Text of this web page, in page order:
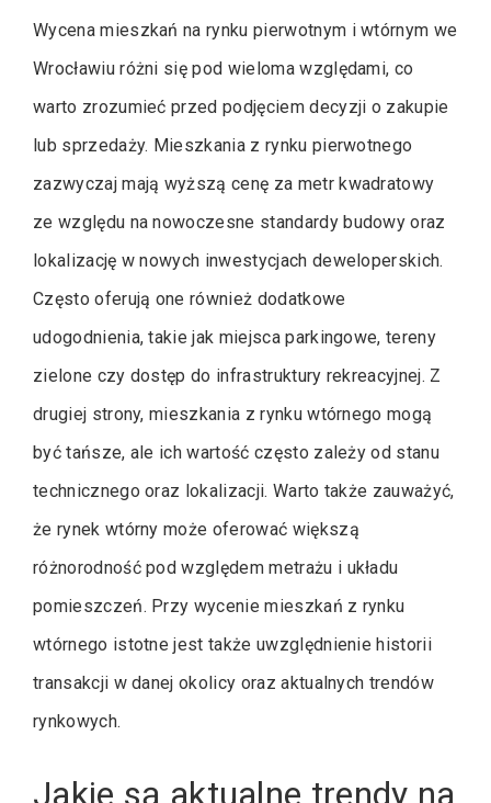
Wycena mieszkań na rynku pierwotnym i wtórnym we
Wrocławiu różni się pod wieloma względami, co
warto zrozumieć przed podjęciem decyzji o zakupie
lub sprzedaży. Mieszkania z rynku pierwotnego
zazwyczaj mają wyższą cenę za metr kwadratowy
ze względu na nowoczesne standardy budowy oraz
lokalizację w nowych inwestycjach deweloperskich.
Często oferują one również dodatkowe
udogodnienia, takie jak miejsca parkingowe, tereny
zielone czy dostęp do infrastruktury rekreacyjnej. Z
drugiej strony, mieszkania z rynku wtórnego mogą
być tańsze, ale ich wartość często zależy od stanu
technicznego oraz lokalizacji. Warto także zauważyć,
że rynek wtórny może oferować większą
różnorodność pod względem metrażu i układu
pomieszczeń. Przy wycenie mieszkań z rynku
wtórnego istotne jest także uwzględnienie historii
transakcji w danej okolicy oraz aktualnych trendów
rynkowych.
Jakie są aktualne trendy na